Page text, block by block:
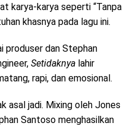
karya-karya seperti “Tanpa
khasnya pada lagu ini.
produser dan Stephan
Setidaknya lahir
rapi, dan emosional.
asal jadi. Mixing oleh Jones
Santoso menghasilkan